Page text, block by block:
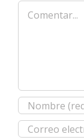
Comentar